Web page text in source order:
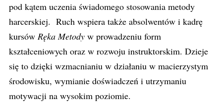
pod kątem uczenia świadomego stosowania metody
harcerskiej. Ruch wspiera także absolwentów i kadrę
kursów Ręka Metody w prowadzeniu form
kształceniowych oraz w rozwoju instruktorskim. Dzieje
się to dzięki wzmacnianiu w działaniu w macierzystym
środowisku, wymianie doświadczeń i utrzymaniu
motywacji na wysokim poziomie.